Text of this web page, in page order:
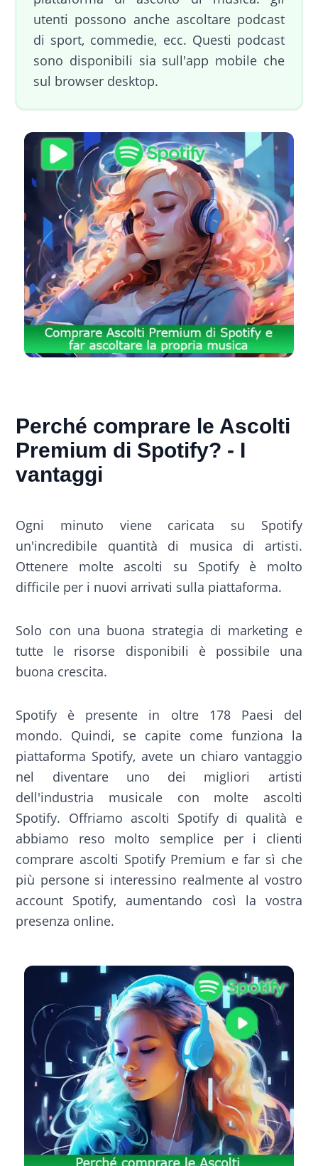
utenti possono anche ascoltare podcast
di sport, commedie, ecc. Questi podcast
sono disponibili sia sull'app mobile che
sul browser desktop.
Perché comprare le Ascolti
Premium di Spotify? - I
vantaggi
Ogni minuto viene caricata su Spotify
un'incredibile quantità di musica di artisti.
Ottenere molte ascolti su Spotify è molto
difficile per i nuovi arrivati sulla piattaforma.
Solo con una buona strategia di marketing e
tutte le risorse disponibili è possibile una
buona crescita.
Spotify è presente in oltre 178 Paesi del
mondo. Quindi, se capite come funziona la
piattaforma Spotify, avete un chiaro vantaggio
nel diventare uno dei migliori artisti
dell'industria musicale con molte ascolti
Spotify. Offriamo ascolti Spotify di qualità e
abbiamo reso molto semplice per i clienti
comprare ascolti Spotify Premium e far sì che
più persone si interessino realmente al vostro
account Spotify, aumentando così la vostra
presenza online.